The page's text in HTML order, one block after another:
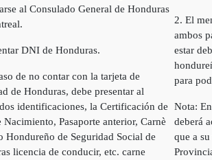
al Consulado General de Honduras
DNI de Honduras.
de no contar con la tarjeta de
de Honduras, debe presentar al
identificaciones, la Certificación de
Nacimiento, Pasaporte anterior, Carnè
Hondureño de Seguridad Social de
licencia de conducir, etc. carne
2. El
ambos
estar
para
Nota:
deberá
que a